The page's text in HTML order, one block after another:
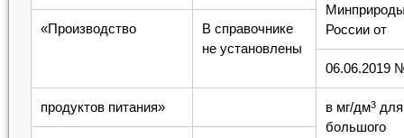
России от
«Производство
В справочнике
не установлены
06.06.2019
продуктов питания» в мг/дм3для
большого